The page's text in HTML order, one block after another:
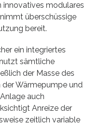
innovatives modulares
überschüssige
bereit.
ein integriertes
sämtliche
der Masse des
der Wärmepumpe und
auch
Anreize der
zeitlich variable